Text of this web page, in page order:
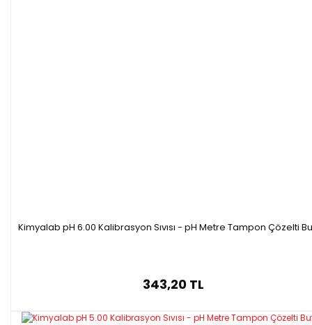
Kimyalab pH 6.00 Kalibrasyon Sıvısı - pH Metre Tampon Çözelti
343,20 TL